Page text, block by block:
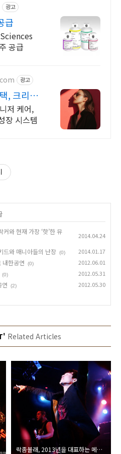
광고
급
공급
광고
, 크리에
저 케어,
장 시스템
와 현재 가장 ‘핫’한 뮤
2014.04.24
드와 매니아들의 난장 (0) 2014.01.17
한공연 (0) 2012.06.01
(0) 2012.05.31
연 (2) 2012.05.30
Related Articles
락좀볼래, 2013년을 대표하는 메틀키드와 매니아들의 난장